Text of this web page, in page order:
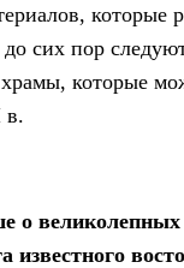
которые
сих пор
которые
в.
о
известного